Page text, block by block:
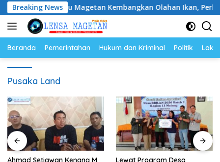
Langsung
ke
konten
Breaking News
Ibu-Ibu Magetan Kembangkan Olahan Ikan, Perkuat
Beranda Pemerintahan Hukum dan Kriminal Politik
Pusaka Land
Ahmad Setiawan Kenang M.
Lewat Program Desa